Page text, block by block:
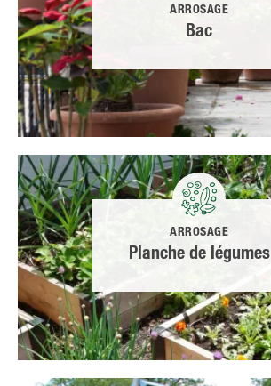
ARROSAGE
Bac
ARROSAGE
Planche de légumes